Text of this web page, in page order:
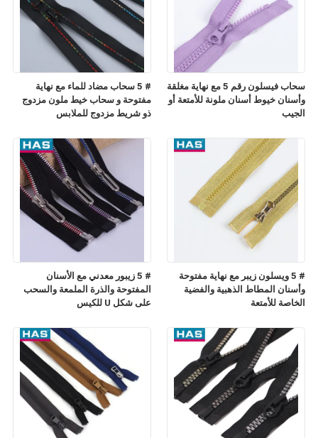
# 5 سحاب مضاد للماء مع نهاية
مفتوحة و سحاب خيط ملون مزدوج
ذو شريط مزدوج للملابس
سحاب فيسلون رقم 5 مع نهاية مغلقة
وأسنان خيوط أسنان ملونة للأمتعة أو
الجيب
# 5 زيبور معدني مع الأسنان
المفتوحة والذرة الملمعة والسحب
على شكل U للكيس
# 5 ويسلون زيبر مع نهاية مفتوحة
وأسنان المطاط الذهبية والفضية
الخاصة للأمتعة